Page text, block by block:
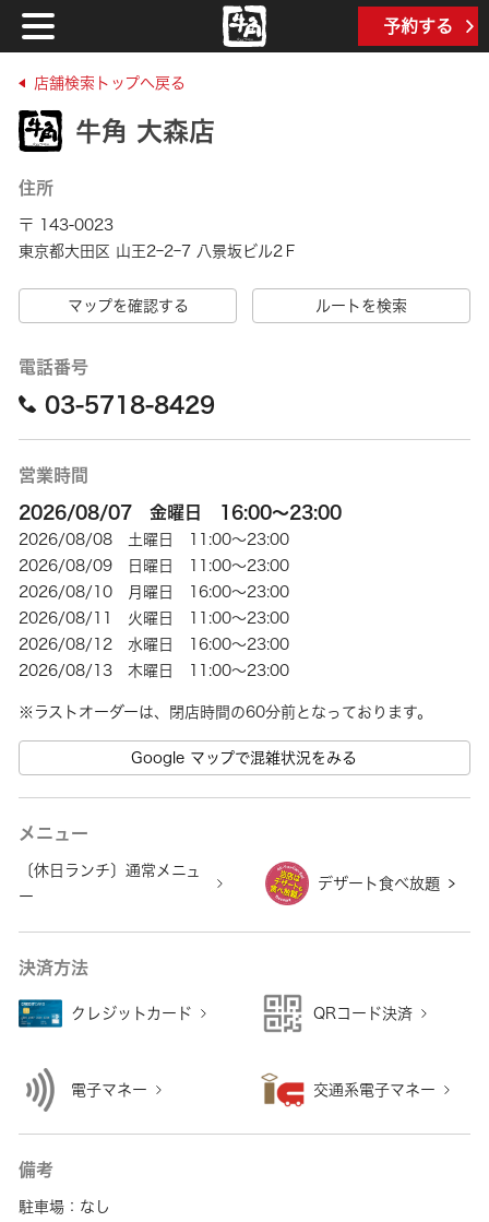
予約する
店舗検索トップへ戻る
牛角 大森店
住所
〒 143-0023
東京都大田区 山王2ｰ2ｰ7 八景坂ビル2Ｆ
マップを確認する ルートを検索
電話番号
03-5718-8429
営業時間
2026/08/07 金曜日 16:00～23:00
2026/08/08 土曜日 11:00～23:00
2026/08/09 日曜日 11:00～23:00
2026/08/10 月曜日 16:00～23:00
2026/08/11 火曜日 11:00～23:00
2026/08/12 水曜日 16:00～23:00
2026/08/13 木曜日 11:00～23:00
Google マップで混雑状況をみる
メニュー
〔休日ランチ〕通常メニュ
ー
デザート食べ放題
決済方法
クレジットカード QRコード決済
電子マネー 交通系電子マネー
備考
駐車場：なし